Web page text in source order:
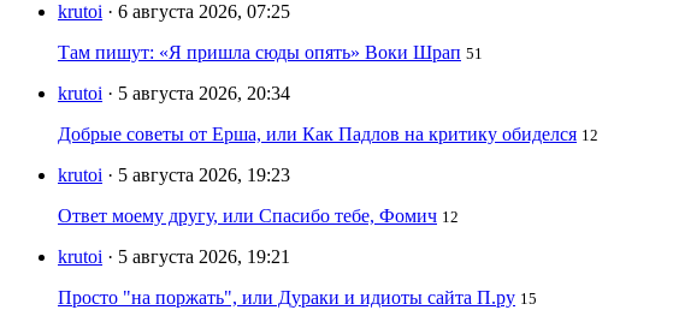
krutoi · 6 августа 2026, 07:25
Там пишут: «Я пришла сюды опять» Воки Шрап 51
krutoi · 5 августа 2026, 20:34
Добрые советы от Ерша, или Как Падлов на критику обиделся 12
krutoi · 5 августа 2026, 19:23
Ответ моему другу, или Спасибо тебе, Фомич 12
krutoi · 5 августа 2026, 19:21
Просто "на поржать", или Дураки и идиоты сайта П.ру 15